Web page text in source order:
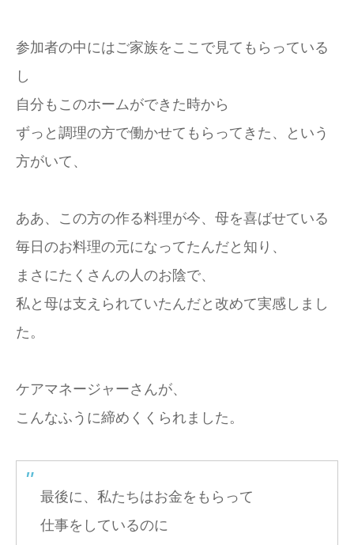
参加者の中にはご家族をここで見てもらっている
し
自分もこのホームができた時から
ずっと調理の方で働かせてもらってきた、という
方がいて、
ああ、この方の作る料理が今、母を喜ばせている
毎日のお料理の元になってたんだと知り、
まさにたくさんの人のお陰で、
私と母は支えられていたんだと改めて実感しまし
た。
ケアマネージャーさんが、
こんなふうに締めくくられました。
最後に、私たちはお金をもらって
仕事をしているのに